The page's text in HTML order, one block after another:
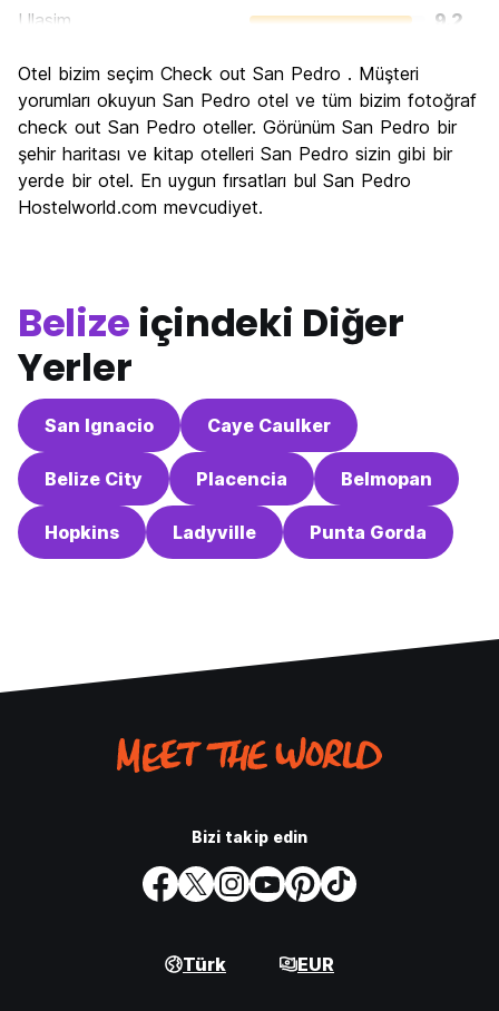
Ulasim
9.2
Kültür
7.2
Gece hayatı
8.8
Ekonomik
7.0
Otel bizim seçim Check out San Pedro . Müşteri
yorumları okuyun San Pedro otel ve tüm bizim fotoğraf
check out San Pedro oteller. Görünüm San Pedro bir
şehir haritası ve kitap otelleri San Pedro sizin gibi bir
yerde bir otel. En uygun fırsatları bul San Pedro
Hostelworld.com mevcudiyet.
Belize içindeki Diğer
Yerler
San Ignacio Caye Caulker
Belize City Placencia Belmopan
Hopkins Ladyville Punta Gorda
Bizi takip edin
Türk EUR